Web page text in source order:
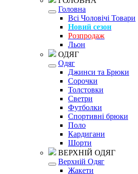
Головна
Всі Чоловічі Товари
Новий сезон
Розпродаж
Льон
ОДЯГ
Одяг
Джинси та Брюки
Сорочки
Толстовки
Светри
Футболки
Спортивні брюки
Поло
Кардигани
Шорти
ВЕРХНІЙ ОДЯГ
Верхній Одяг
Жакети